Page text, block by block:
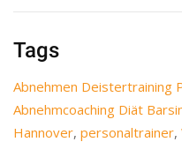
Tags
Abnehmen Deistertraining
Abnehmcoaching Diät
Hannover, personaltrainer,